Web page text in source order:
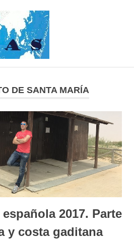
DE SANTA MARÍA
2017. Parte
y costa gaditana